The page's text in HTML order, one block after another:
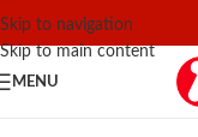
Skip to navigation
Skip to main content
MENU